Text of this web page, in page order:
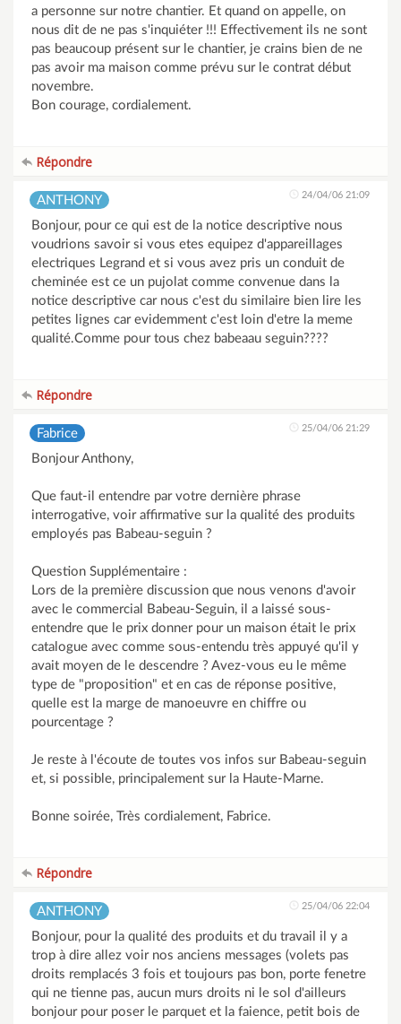
a personne sur notre chantier. Et quand on appelle, on
nous dit de ne pas s'inquiéter !!! Effectivement ils ne sont
pas beaucoup présent sur le chantier, je crains bien de ne
pas avoir ma maison comme prévu sur le contrat début
novembre.
Bon courage, cordialement.
Répondre
ANTHONY 24/04/06 21:09
Bonjour, pour ce qui est de la notice descriptive nous
voudrions savoir si vous etes equipez d'appareillages
electriques Legrand et si vous avez pris un conduit de
cheminée est ce un pujolat comme convenue dans la
notice descriptive car nous c'est du similaire bien lire les
petites lignes car evidemment c'est loin d'etre la meme
qualité.Comme pour tous chez babeaau seguin????
Répondre
Fabrice 25/04/06 21:29
Bonjour Anthony,
Que faut-il entendre par votre dernière phrase
interrogative, voir affirmative sur la qualité des produits
employés pas Babeau-seguin ?
Question Supplémentaire :
Lors de la première discussion que nous venons d'avoir
avec le commercial Babeau-Seguin, il a laissé sous-
entendre que le prix donner pour un maison était le prix
catalogue avec comme sous-entendu très appuyé qu'il y
avait moyen de le descendre ? Avez-vous eu le même
type de "proposition" et en cas de réponse positive,
quelle est la marge de manoeuvre en chiffre ou
pourcentage ?
Je reste à l'écoute de toutes vos infos sur Babeau-seguin
et, si possible, principalement sur la Haute-Marne.
Bonne soirée, Très cordialement, Fabrice.
Répondre
ANTHONY 25/04/06 22:04
Bonjour, pour la qualité des produits et du travail il y a
trop à dire allez voir nos anciens messages (volets pas
droits remplacés 3 fois et toujours pas bon, porte fenetre
qui ne tienne pas, aucun murs droits ni le sol d'ailleurs
bonjour pour poser le parquet et la faience, petit bois de